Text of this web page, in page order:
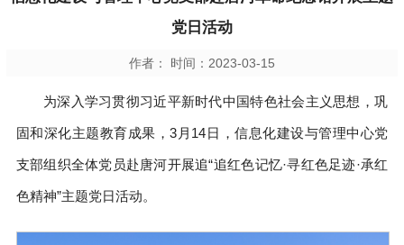
党日活动
作者： 时间：2023-03-15
为深入学习贯彻习近平新时代中国特色社会主义思想，巩
固和深化主题教育成果，3月14日，信息化建设与管理中心党
支部组织全体党员赴唐河开展追“追红色记忆·寻红色足迹·承红
色精神”主题党日活动。